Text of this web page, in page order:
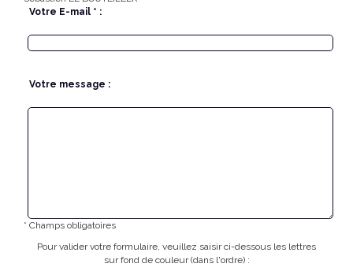
Votre E-mail * :
Votre message :
* Champs obligatoires
Pour valider votre formulaire, veuillez saisir ci-dessous les lettres
sur fond de couleur (dans l'ordre) :